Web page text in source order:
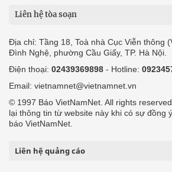
Liên hệ tòa soạn
Địa chỉ: Tầng 18, Toà nhà Cục Viễn thông
Đình Nghệ, phường Cầu Giấy, TP. Hà Nội.
Điện thoại: 02439369898 - Hotline:
Email: vietnamnet@vietnamnet.vn
© 1997 Báo VietNamNet. All rights
lại thông tin từ website này khi có sự đồng
báo VietNamNet.
Liên hệ quảng cáo